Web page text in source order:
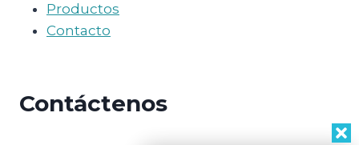
Productos
Contacto
Contáctenos